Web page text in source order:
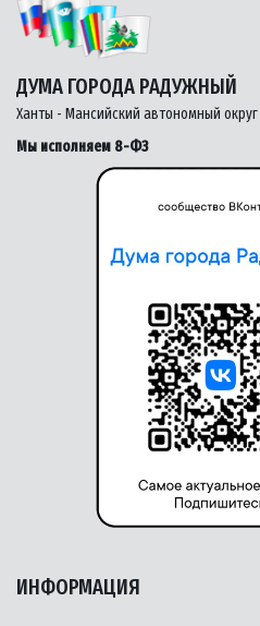
ДУМА ГОРОДА РАДУЖНЫЙ
Ханты - Мансийский автономный
Мы исполняем 8-ФЗ
ИНФОРМАЦИЯ